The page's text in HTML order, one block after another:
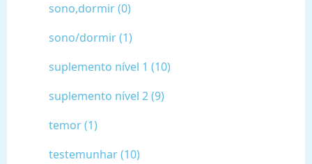
sono,dormir (0)
sono/dormir (1)
suplemento nível 1 (10)
suplemento nível 2 (9)
temor (1)
testemunhar (10)